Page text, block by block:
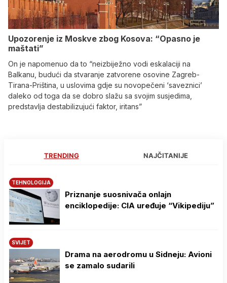
Upozorenje iz Moskve zbog Kosova: “Opasno je
maštati”
On je napomenuo da to “neizbiježno vodi eskalaciji na
Balkanu, budući da stvaranje zatvorene osovine Zagreb-
Tirana-Priština, u uslovima gdje su novopečeni ‘saveznici’
daleko od toga da se dobro slažu sa svojim susjedima,
predstavlja destabilizujući faktor, iritans”
TRENDING NAJČITANIJE
TEHNOLOGIJA
Priznanje suosnivača onlajn
enciklopedije: CIA uređuje “Vikipediju”
SVIJET
Drama na aerodromu u Sidneju: Avioni
se zamalo sudarili